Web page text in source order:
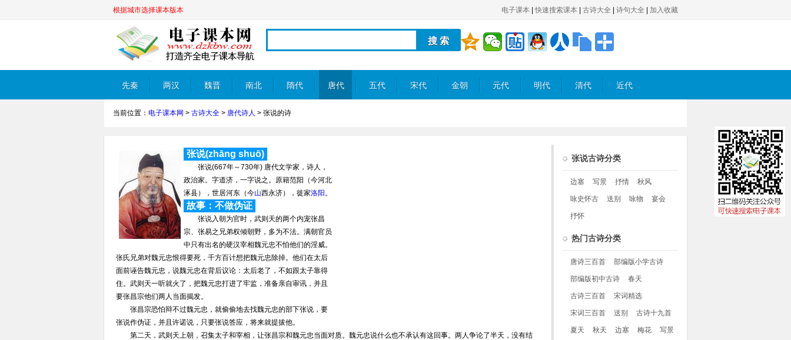
根据城市选择课本版本 电子课本 快速搜索课本 古诗大全 诗句大全 加入收藏
先秦 两汉 魏晋 南北
朝
隋代 唐代 五代 宋代 金朝 元代 明代 清代 近代
当前位置： 电子课本网 > 古诗大全 > 唐代诗人 > 张说的诗
张说(zhānɡ shuō)
张说(667年～730年) 唐代文学家，诗人，
政治家。字道济，一字说之。原籍范阳（今河北
涿县），世居河东（今山西永济），徙家洛阳 。
故事：不做伪证
张说入朝为官时，武则天的两个内宠张昌
宗、张易之兄弟权倾朝野，多为不法。满朝官员
中只有出名的硬汉宰相魏元忠不怕他们的淫威。
张氏兄弟对魏元忠恨得要死，千方百计想把魏元忠除掉。他们在太后
面前诬告魏元忠，说魏元忠在背后议论：太后老了，不如跟太子靠得
住。武则天一听就火了，把魏元忠打进了牢监，准备亲自审讯，并且
要张昌宗他们两人当面揭发。
张昌宗恐怕辩不过魏元忠，就偷偷地去找魏元忠的部下张说，要
张说作伪证，并且许诺说，只要张说答应，将来就提拔他。
第二天，武则天上朝，召集太子和宰相，让张昌宗和魏元忠当面对质。魏元忠说什么也不承认有这回事。两人争论了半天，没有结
张说古诗分类
边塞 写景 抒情 秋风
咏史怀古 送别 咏物 宴会
抒怀
热门古诗分类
唐诗三百首 部编版小学古诗
部编版初中古诗 春天
古诗三百首 宋词精选
宋词三百首 送别 古诗十九首
夏天 秋天 边塞 梅花 写景